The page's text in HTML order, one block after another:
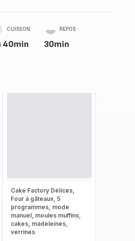
CUISSON
40min
REPOS
30min
Cake Factory Délices,
Four à gâteaux, 5
programmes, mode
manuel, moules muffins,
cakes, madeleines,
verrines